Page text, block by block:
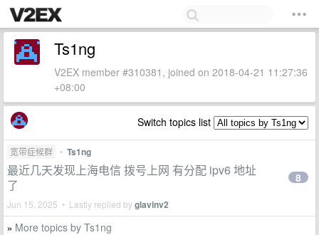
Ts1ng
V2EX member #310381, joined on 2018-04-21 11:27:36
+08:00
Switch topics list
宽带症候群 • Ts1ng
最近几天发现上海电信 拨号上网 有分配 ipv6 地址
了
Jun 15, 2025 • Lastly replied byglavinv2
8
» More topics by Ts1ng